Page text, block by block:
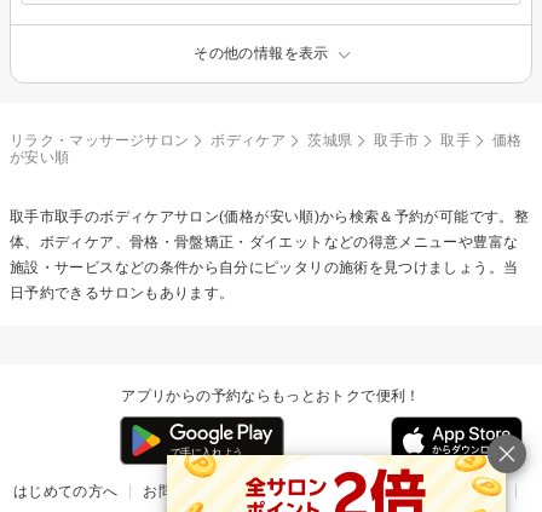
その他の情報を表示
リラク・マッサージサロン ボディケア 茨城県 取手市 取手
価格
が安い順
取手市取手のボディケアサロン(価格が安い順)から検索＆予約が可能です。整
体、ボディケア、骨格・骨盤矯正・ダイエットなどの得意メニューや豊富な
施設・サービスなどの条件から自分にピッタリの施術を見つけましょう。当
日予約できるサロンもあります。
アプリからの予約ならもっとおトクで便利！
はじめての方へ お問い合わせ ヘルプ リリース情報
利用規約